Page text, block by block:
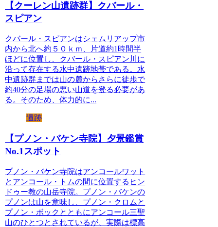
【クーレン山遺跡群】クバール・
スピアン
クバール・スピアンはシェムリアップ市
内から北へ約５０ｋｍ、片道約1時間半
ほどに位置し、クバール・スピアン川に
沿って存在する水中遺跡地帯である。水
中遺跡群までは山の麓からさらに徒歩で
約40分の足場の悪い山道を登る必要があ
る。そのため、体力的に...
遺跡
【プノン・バケン寺院】夕景鑑賞
No.1スポット
プノン・バケン寺院はアンコールワット
とアンコール・トムの間に位置するヒン
ドゥー教の山岳寺院。プノン・バケンの
プノンは山を意味し、プノン・クロムと
プノン・ボックとともにアンコール三聖
山のひとつとされているが、実際は標高